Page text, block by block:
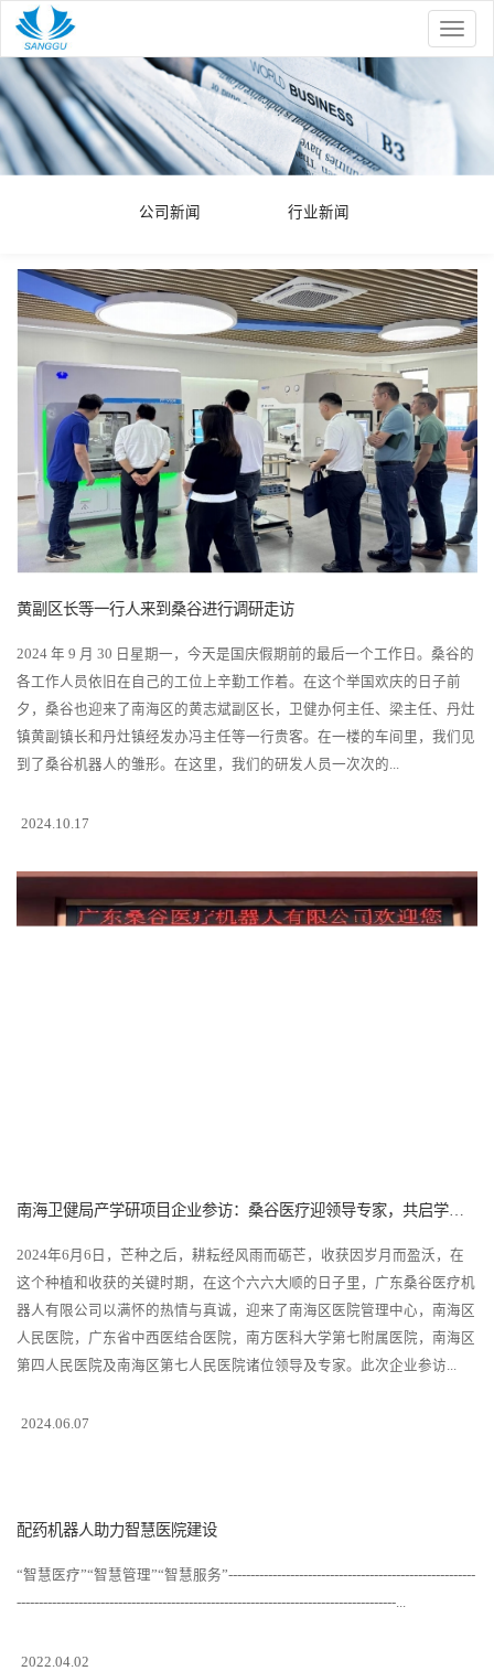
Toggle
公司新闻 行业新闻
黄副区长等一行人来到桑谷进行调研走访
2024 年 9 月 30 日星期一，今天是国庆假期前的最后一个工作日。桑谷的
各工作人员依旧在自己的工位上辛勤工作着。在这个举国欢庆的日子前
夕，桑谷也迎来了南海区的黄志斌副区长，卫健办何主任、梁主任、丹灶
镇黄副镇长和丹灶镇经发办冯主任等一行贵客。在一楼的车间里，我们见
到了桑谷机器人的雏形。在这里，我们的研发人员一次次的...
2024.10.17
2024年6月6日，芒种之后，耕耘经风雨而砺芒，收获因岁月而盈沃，在
这个种植和收获的关键时期，在这个六六大顺的日子里，广东桑谷医疗机
器人有限公司以满怀的热情与真诚，迎来了南海区医院管理中心，南海区
人民医院，广东省中西医结合医院，南方医科大学第七附属医院，南海区
第四人民医院及南海区第七人民医院诸位领导及专家。此次企业参访...
2024.06.07
配药机器人助力智慧医院建设
“智慧医疗”“智慧管理”“智慧服务”--------------------------------------------------------
--------------------------------------------------------------------------------------...
2022.04.02